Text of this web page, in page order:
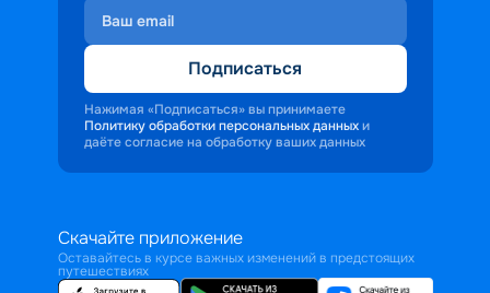
Подписаться
Нажимая «Подписаться» вы принимаете
Политику обработки персональных данных и
даёте согласие на обработку ваших данных
Скачайте приложение
Оставайтесь в курсе важных изменений в предстоящих
путешествиях